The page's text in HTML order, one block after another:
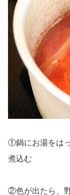
①鍋にお湯をは
煮込む
②色が出たら、